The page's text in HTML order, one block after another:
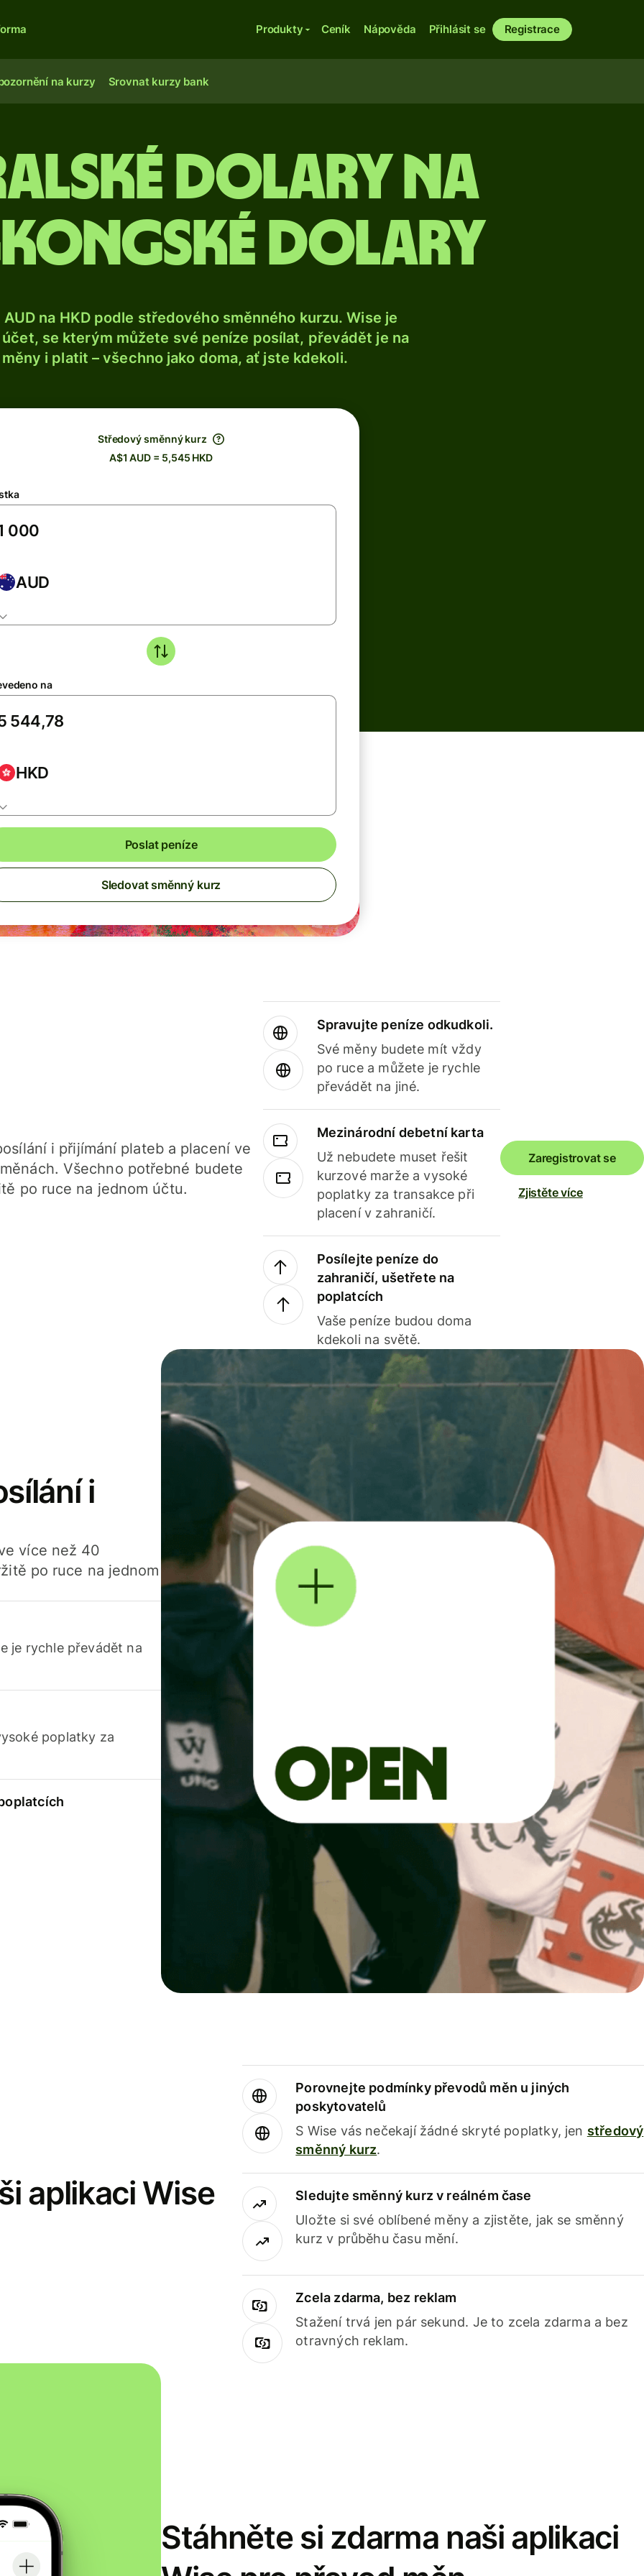
Produkty Ceník Nápověda Přihlásit se Registrace
na kurzy Srovnat kurzy bank
dolary na
dolary
na HKD podle středového směnného kurzu. Wise je
se kterým můžete své peníze posílat, převádět je na
i platit – všechno jako doma, ať jste kdekoli.
Středový směnný kurz
A$1 AUD = 5,545 HKD
AUD
na
HKD
Poslat peníze
Sledovat směnný kurz
i přijímání plateb a placení ve
Všechno potřebné budete
po ruce na jednom účtu.
Spravujte peníze odkudkoli.
Své měny budete mít vždy
po ruce a můžete je rychle
převádět na jiné.
Mezinárodní debetní karta
Už nebudete muset řešit
kurzové marže a vysoké
poplatky za transakce při
placení v zahraničí.
Posílejte peníze do
zahraničí, ušetřete na
poplatcích
Vaše peníze budou doma
kdekoli na světě.
Zaregistrovat se
Zjistěte více
i
více než 40
po ruce na jednom
je rychle převádět na
poplatky za
aplikaci Wise
Porovnejte podmínky převodů měn u jiných
poskytovatelů
S Wise vás nečekají žádné skryté poplatky, jen středový
směnný kurz.
Sledujte směnný kurz v reálném čase
Uložte si své oblíbené měny a zjistěte, jak se směnný
kurz v průběhu času mění.
Zcela zdarma, bez reklam
Stažení trvá jen pár sekund. Je to zcela zdarma a bez
otravných reklam.
Stáhněte si zdarma naši aplikaci